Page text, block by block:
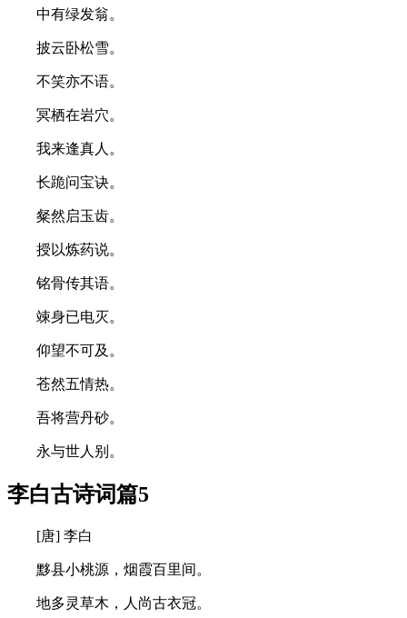
中有绿发翁。
披云卧松雪。
不笑亦不语。
冥栖在岩穴。
我来逢真人。
长跪问宝诀。
粲然启玉齿。
授以炼药说。
铭骨传其语。
竦身已电灭。
仰望不可及。
苍然五情热。
吾将营丹砂。
永与世人别。
李白古诗词篇5
[唐] 李白
黟县小桃源，烟霞百里间。
地多灵草木，人尚古衣冠。